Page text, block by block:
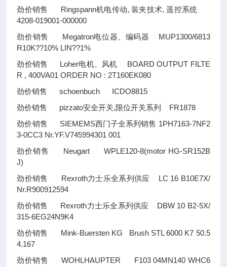
劲价销售 Ringspann机电传动, 装夹技术, 遥控系统
4208-019001-000000
劲价销售 Megatron电位器、编码器 MUP1300/6813
R10K??10% LIN??1%
劲价销售 Loher电机、风机 BOARD OUTPUT FILTE
R , 400VA01 ORDER NO : 2T160EK080
劲价销售 schoenbuch ICDO8815
劲价销售 pizzato安全开关,限位开关系列 FR1878
劲价销售 SIEMEMS西门子全系列销售 1PH7163-7NF2
3-0CC3 Nr.YF.V745994301 001
劲价销售 Neugart WPLE120-8(motor HG-SR152B
J)
劲价销售 Rexroth力士乐全系列供应 LC 16 B10E7X/
Nr.R900912594
劲价销售 Rexroth力士乐全系列供应 DBW 10 B2-5X/
315-6EG24N9K4
劲价销售 Mink-Buersten KG Brush STL 6000 K7 50.5
4.167
劲价销售 WOHLHAUPTER F103 04MN140 WHC6